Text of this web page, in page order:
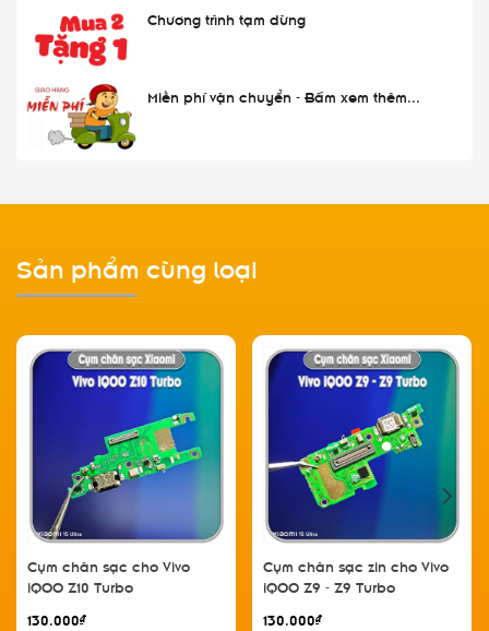
Chương trình tạm dừng
Miễn phí vận chuyển - Bấm xem thêm...
Sản phẩm cùng loại
Cụm chân sạc cho Vivo
iQOO Z10 Turbo
130.000₫
Cụm chân sạc zin cho Vivo
iQOO Z9 - Z9 Turbo
130.000₫